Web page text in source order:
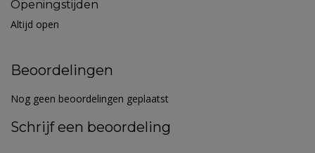
Openingstijden
Altijd open
Beoordelingen
Nog geen beoordelingen geplaatst
Schrijf een beoordeling